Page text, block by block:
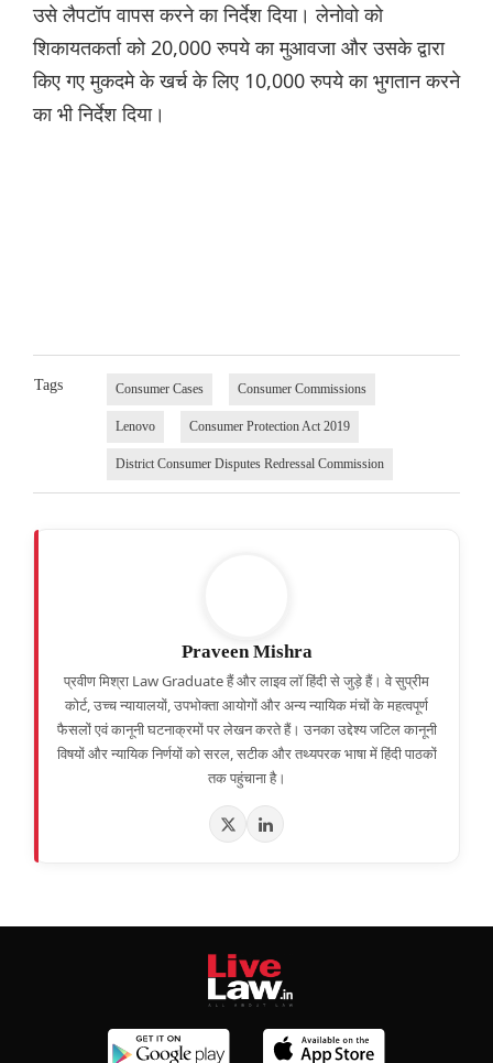
उसे लैपटॉप वापस करने का निर्देश दिया। लेनोवो को
शिकायतकर्ता को 20,000 रुपये का मुआवजा और उसके द्वारा
किए गए मुकदमे के खर्च के लिए 10,000 रुपये का भुगतान करने
का भी निर्देश दिया।
Tags Consumer Cases Consumer Commissions
Lenovo Consumer Protection Act 2019
District Consumer Disputes Redressal Commission
Praveen Mishra
प्रवीण मिश्रा Law Graduate हैं और लाइव लॉ हिंदी से जुड़े हैं। वे सुप्रीम
कोर्ट, उच्च न्यायालयों, उपभोक्ता आयोगों और अन्य न्यायिक मंचों के महत्वपूर्ण
फैसलों एवं कानूनी घटनाक्रमों पर लेखन करते हैं। उनका उद्देश्य जटिल कानूनी
विषयों और न्यायिक निर्णयों को सरल, सटीक और तथ्यपरक भाषा में हिंदी पाठकों
तक पहुंचाना है।